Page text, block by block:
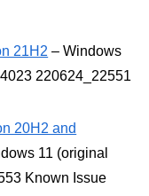
21H2 – Windows
220624_22551
20H2 and
11 (original
Known Issue